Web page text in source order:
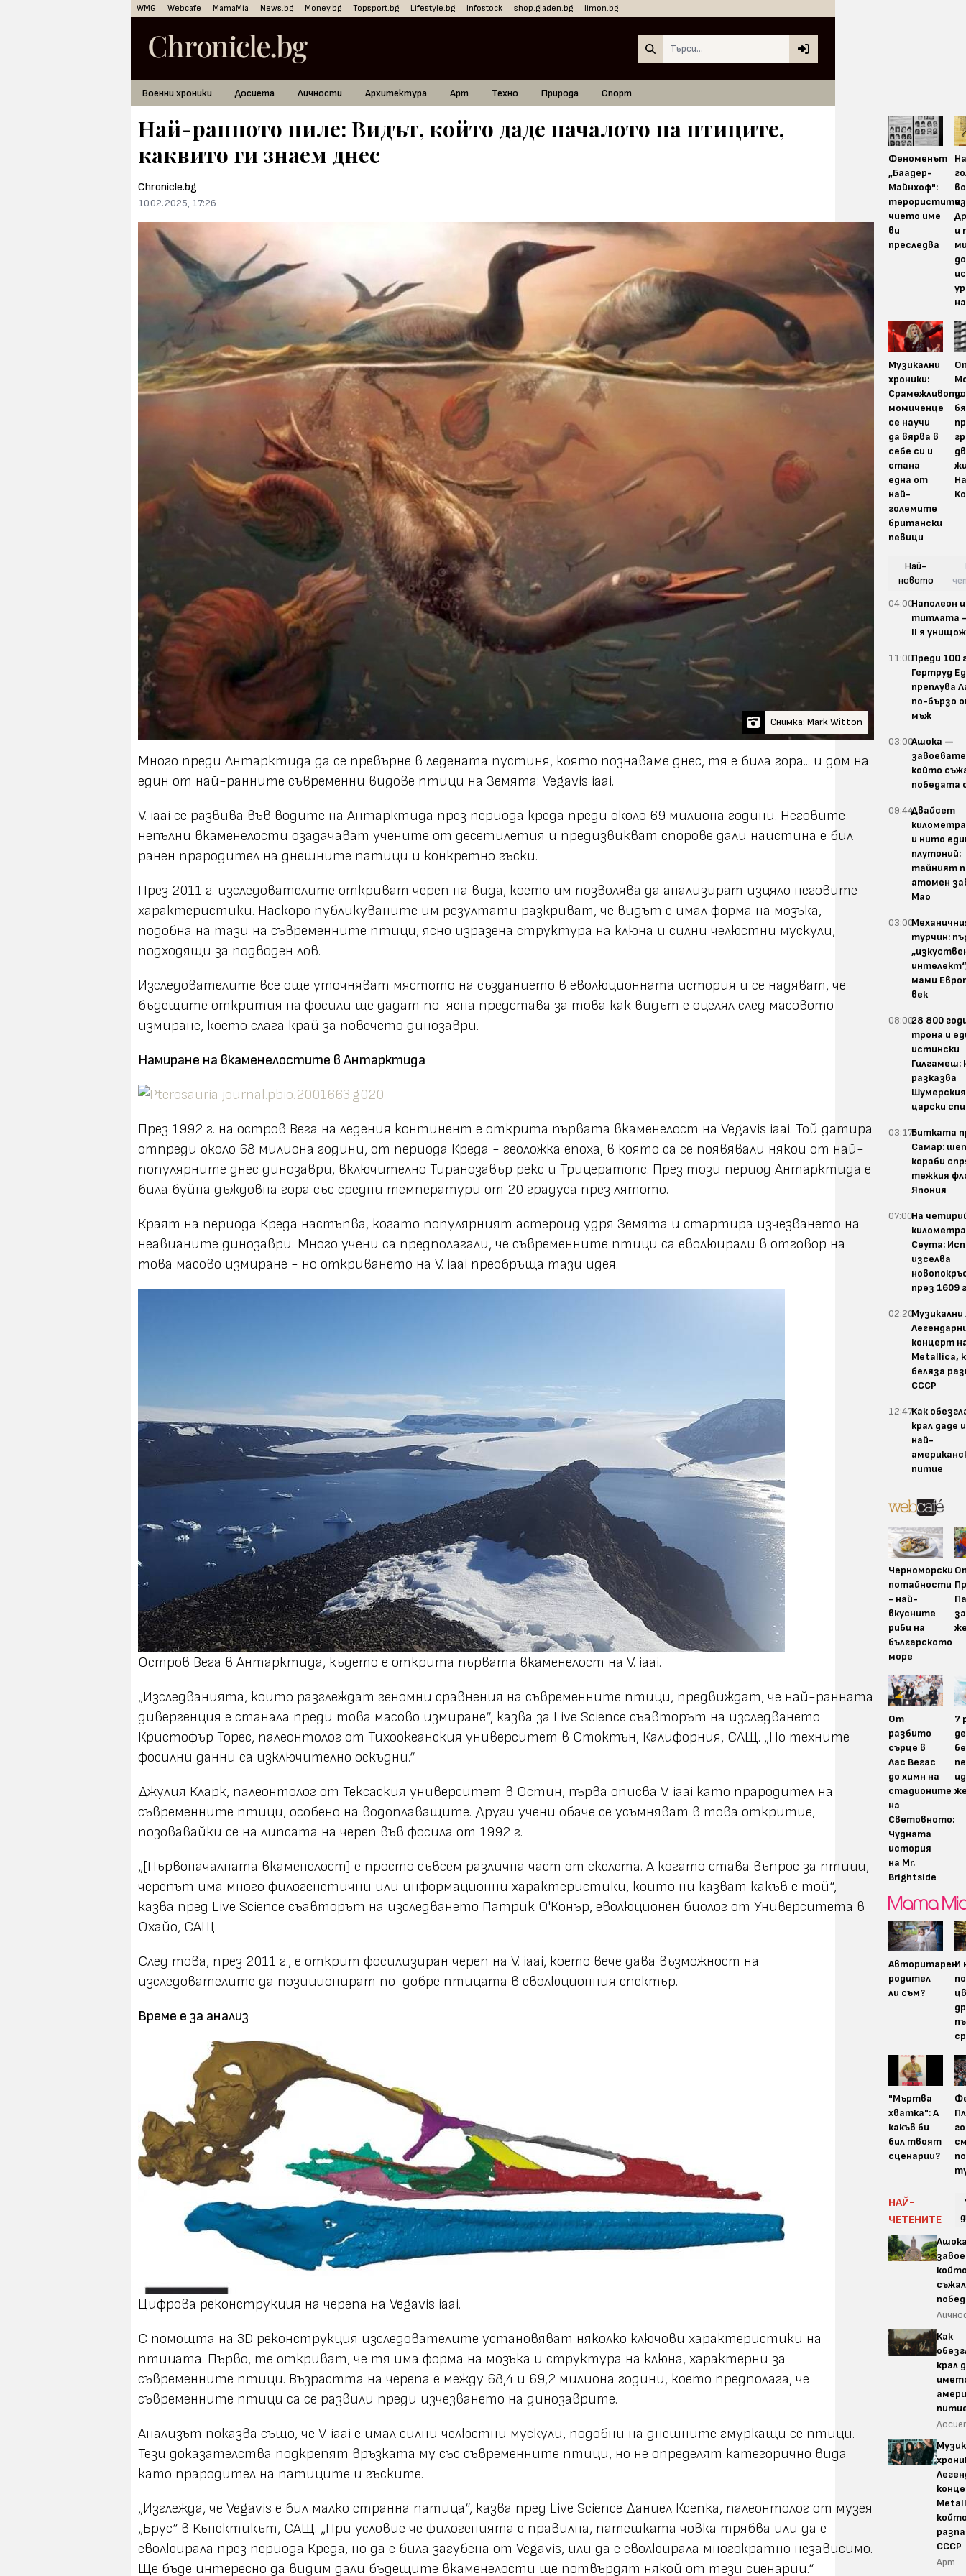
WMG Webcafe MamaMia News.bg Money.bg Topsport.bg Lifestyle.bg Infostock shop.gladen.bg limon.bg
Военни хроники Досиета Личности Архитектура Арт Техно Природа Спорт
Най-ранното пиле: Видът, който даде началото на птиците,
каквито ги знаем днес
Chronicle.bg
10.02.2025, 17:26
Снимка: Mark Witton
Много преди Антарктида да се превърне в ледената пустиня, която познаваме днес, тя е била гора... и дом на
един от най-ранните съвременни видове птици на Земята: Vegavis iaai.
V. iaai се развива във водите на Антарктида през периода креда преди около 69 милиона години. Неговите
непълни вкаменелости озадачават учените от десетилетия и предизвикват спорове дали наистина е бил
ранен прародител на днешните патици и конкретно гъски.
През 2011 г. изследователите откриват череп на вида, което им позволява да анализират изцяло неговите
характеристики. Наскоро публикуваните им резултати разкриват, че видът е имал форма на мозъка,
подобна на тази на съвременните птици, ясно изразена структура на клюна и силни челюстни мускули,
подходящи за подводен лов.
Изследователите все още уточняват мястото на създанието в еволюционната история и се надяват, че
бъдещите открития на фосили ще дадат по-ясна представа за това как видът е оцелял след масовото
измиране, което слага край за повечето динозаври.
Намиране на вкаменелостите в Антарктида
През 1992 г. на остров Вега на ледения континент е открита първата вкаменелост на Vegavis iaai. Той датира
отпреди около 68 милиона години, от периода Креда - геоложка епоха, в която са се появявали някои от най-
популярните днес динозаври, включително Тиранозавър рекс и Трицератопс. През този период Антарктида е
била буйна дъждовна гора със средни температури от 20 градуса през лятото.
Краят на периода Креда настъпва, когато популярният астероид удря Земята и стартира изчезването на
неавианите динозаври. Много учени са предполагали, че съвременните птици са еволюирали в отговор на
това масово измиране - но откриването на V. iaai преобръща тази идея.
Остров Вега в Антарктида, където е открита първата вкаменелост на V. iaai.
„Изследванията, които разглеждат геномни сравнения на съвременните птици, предвиждат, че най-ранната
дивергенция е станала преди това масово измиране“, казва за Live Science съавторът на изследването
Кристофър Торес, палеонтолог от Тихоокеанския университет в Стоктън, Калифорния, САЩ. „Но техните
фосилни данни са изключително оскъдни.“
Джулия Кларк, палеонтолог от Тексаския университет в Остин, първа описва V. iaai като прародител на
съвременните птици, особено на водоплаващите. Други учени обаче се усъмняват в това откритие,
позовавайки се на липсата на череп във фосила от 1992 г.
„[Първоначалната вкаменелост] е просто съвсем различна част от скелета. А когато става въпрос за птици,
черепът има много филогенетични или информационни характеристики, които ни казват какъв е той“,
казва пред Live Science съавторът на изследването Патрик О'Конър, еволюционен биолог от Университета в
Охайо, САЩ.
След това, през 2011 г., е открит фосилизиран череп на V. iaai, което вече дава възможност на
изследователите да позиционират по-добре птицата в еволюционния спектър.
Време е за анализ
Цифрова реконструкция на черепа на Vegavis iaai.
С помощта на 3D реконструкция изследователите установяват няколко ключови характеристики на
птицата. Първо, те откриват, че тя има форма на мозъка и структура на клюна, характерни за
съвременните птици. Възрастта на черепа е между 68,4 и 69,2 милиона години, което предполага, че
съвременните птици са се развили преди изчезването на динозаврите.
Анализът показва също, че V. iaai е имал силни челюстни мускули, подобни на днешните гмуркащи се птици.
Тези доказателства подкрепят връзката му със съвременните птици, но не определят категорично вида
като прародител на патиците и гъските.
„Изглежда, че Vegavis е бил малко странна патица“, казва пред Live Science Даниел Ксепка, палеонтолог от музея
„Брус“ в Кънектикът, САЩ. „При условие че филогенията е правилна, патешката човка трябва или да е
еволюирала през периода Креда, но да е била загубена от Vegavis, или да е еволюирала многократно независимо.
Ще бъде интересно да видим дали бъдещите вкаменелости ще потвърдят някой от тези сценарии.“
Феноменът
„Баадер-
Майнхоф":
терористите,
чието име
ви
преследва
и
Музикални
хроники:
Срамежливото
момиченце
се научи
да вярва в
себе си и
стана
една от
най-
големите
британски
певици
до
Най-
новото
04:00Наполеон
титлата
II я
11:00Преди 100
Гертруд
преплува
по-бързо
мъж
03:00Ашока —
който
победата
09:44Двайсет
и нито
плутоний:
тайният
атомен
Мао
03:00
турчин:
мами
век
08:0028 800
трона и
истински
Гилгамеш:
разказва
царски
03:17Битката
Самар:
кораби
тежкия
Япония
07:00На
Сеута:
изселва
през 1609
02:20Музикални
концерт
Metallica,
беляза
СССР
12:47Как
крал даде
най-
питие
Черноморски
потайности
- най-
вкусните
риби на
българското
море
От
разбито
сърце в
Лас Вегас
до химн на
стадионите
на
Световното:
Чудната
история
на Mr.
Brightside
7
Авторитарен
родител
ли съм?
И
"Мъртва
хватка": А
какъв би
бил твоят
сценарии?
НАЙ-
ЧЕТЕНИТЕ
Как
крал
СССР
Арт